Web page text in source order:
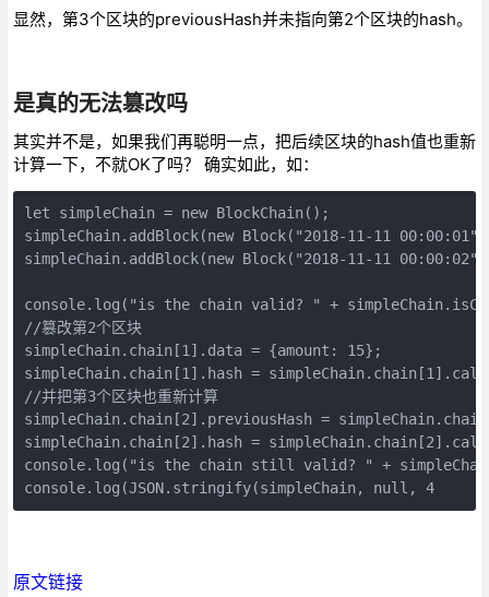
显然，第3个区块的previousHash并未指向第2个区块的hash。
是真的无法篡改吗
其实并不是，如果我们再聪明一点，把后续区块的hash值也重新
计算一下，不就OK了吗？ 确实如此，如：
let simpleChain = new BlockChain();
simpleChain.addBlock(new Block("2018-11-11
simpleChain.addBlock(new Block("2018-11-11
console.log("is the chain valid? " +
//篡改第2个区块
simpleChain.chain[1].data = {amount: 15};
simpleChain.chain[1].hash =
//并把第3个区块也重新计算
simpleChain.chain[2].previousHash =
simpleChain.chain[2].hash =
console.log("is the chain still valid? " +
console.log(JSON.stringify(simpleChain, null, 4
原文链接